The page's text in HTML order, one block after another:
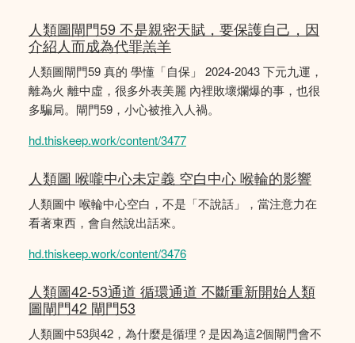
人類圖閘門59 不是親密天賦，要保護自己，因
介紹人而成為代罪羔羊
人類圖閘門59 真的 學懂「自保」 2024-2043 下元九運，
離為火 離中虛，很多外表美麗 內裡敗壞爛爆的事，也很
多騙局。閘門59，小心被推入人禍。
hd.thiskeep.work/content/3477
人類圖 喉嚨中心未定義 空白中心 喉輪的影響
人類圖中 喉輪中心空白，不是「不說話」，當注意力在
看著東西，會自然說出話來。
hd.thiskeep.work/content/3476
人類圖42-53通道 循環通道 不斷重新開始人類
圖閘門42 閘門53
人類圖中53與42，為什麼是循理？是因為這2個閘門會不